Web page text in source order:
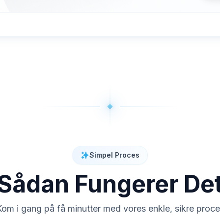
Simpel Proces
Fungerer
i gang på få minutter med vores enkle, sikre